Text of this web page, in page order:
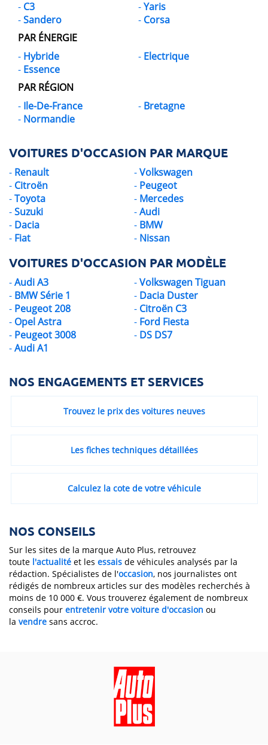
C3
Sandero
Yaris
Corsa
PAR ÉNERGIE
Hybride
Essence
Electrique
PAR RÉGION
Ile-De-France
Normandie
Bretagne
VOITURES D'OCCASION PAR MARQUE
Renault
Citroën
Toyota
Suzuki
Dacia
Fiat
Volkswagen
Peugeot
Mercedes
Audi
BMW
Nissan
VOITURES D'OCCASION PAR MODÈLE
Audi A3
BMW Série 1
Peugeot 208
Opel Astra
Peugeot 3008
Audi A1
Volkswagen Tiguan
Dacia Duster
Citroën C3
Ford Fiesta
DS DS7
NOS ENGAGEMENTS ET SERVICES
Trouvez le prix des voitures neuves
Les fiches techniques détaillées
Calculez la cote de votre véhicule
NOS CONSEILS
Sur les sites de la marque Auto Plus, retrouvez
toute l'actualité et les essais de véhicules analysés par la
rédaction. Spécialistes de l'occasion, nos journalistes ont
rédigés de nombreux articles sur des modèles recherchés à
moins de 10 000 €. Vous trouverez également de nombreux
conseils pour entretenir votre voiture d'occasion ou
la vendre sans accroc.